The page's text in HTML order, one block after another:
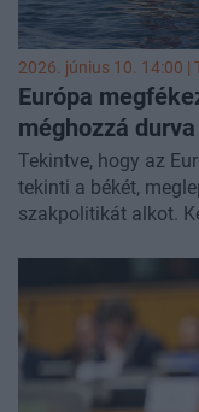
2026. június 10. 14:00 |
Európa
méghozzá
Tekintve, hogy az
tekinti a békét,
szakpolitikát alkot.
problémára akad
bevethető a
vagy akár rendőrség
eurokrácia ritkán
valódi fegyvernek
sokatmondó – a